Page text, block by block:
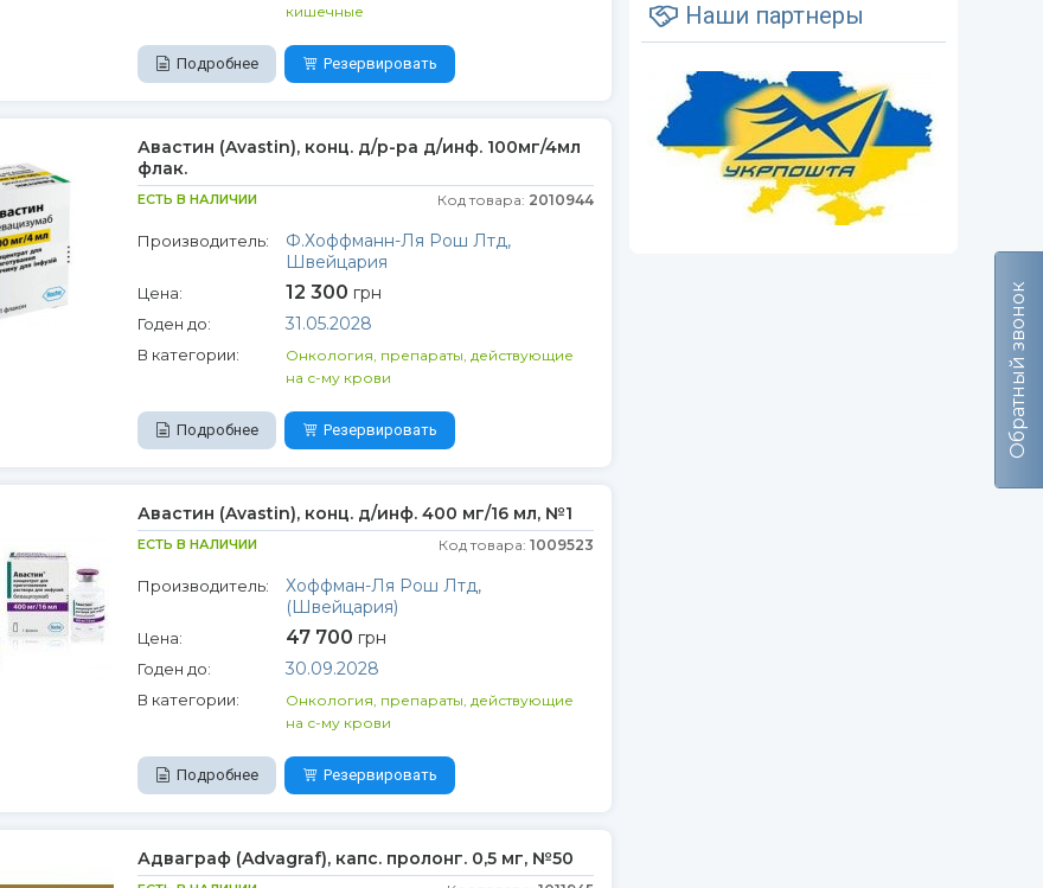
кишечные
Подробнее Резервировать
Авастин (Avastin), конц. д/р-ра д/инф. 100мг/4мл
флак.
ЕСТЬ В НАЛИЧИИ Код товара: 2010944
Производитель:
Ф.Хоффманн-Ля Рош Лтд,
Швейцария
Цена: 12 300 грн
Годен до: 31.05.2028
В категории:
Онкология, препараты, действующие
на с-му крови
Подробнее Резервировать
Авастин (Avastin), конц. д/инф. 400 мг/16 мл, №1
ЕСТЬ В НАЛИЧИИ Код товара: 1009523
Производитель:
Хоффман-Ля Рош Лтд,
(Швейцария)
Цена: 47 700 грн
Годен до: 30.09.2028
В категории:
Онкология, препараты, действующие
на с-му крови
Подробнее Резервировать
Адваграф (Advagraf), капс. пролонг. 0,5 мг, №50
Наши партнеры
Обратный звонок